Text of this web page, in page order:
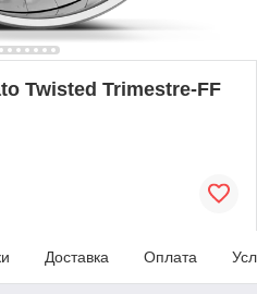
Twisted Trimestre-FF
Доставка Оплата